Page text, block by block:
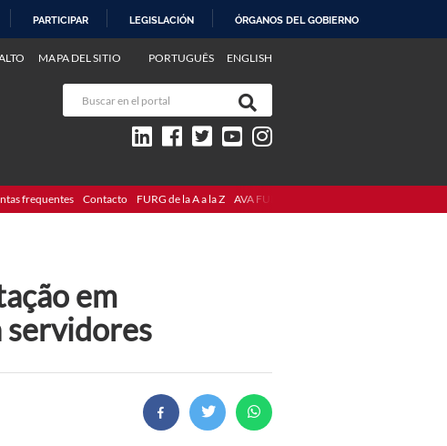
PARTICIPAR LEGISLACIÓN ÓRGANOS DEL GOBIERNO
PORTUGUÊS ENGLISH
MAPA DEL SITIO
frequentes Contacto FURG de la A a la Z AVA FURG
em
servidores